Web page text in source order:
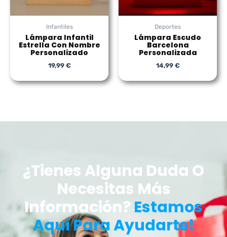
Infantiles
Lámpara Infantil
Estrella Con Nombre
Personalizado
19,99 €
Deportes
Lámpara Escudo
Barcelona
Personalizada
14,99 €
¿Tienes Alguna Duda O
Necesitas Más
Información? Estamos
Aquí Para Ayudarte!